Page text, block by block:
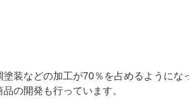
装などの加工が70％を占めるようにな
の開発も行っています。